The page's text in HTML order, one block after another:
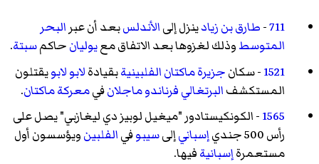
711
-طارق بن زيادينزل إلىالأندلسبعد أن عبر البحر
المتوسطوذلك لغزوها بعد الاتفاق معيوليانحاكمسبتة.
1521- سكانجزيرة ماكتانالفلبينيةبقيادةلابو لابويقتلون
المستكشفالبرتغاليفرناندو ماجلانفيمعركة ماكتان.
1565- الكونكيستادور "ميغيل لوبيز دي ليغازبي" يصل على
رأس 500 جندي
إسبانيإلىسيبوفيالفلبينويؤسسون أول
مستعمرةإسبانيةفيها.